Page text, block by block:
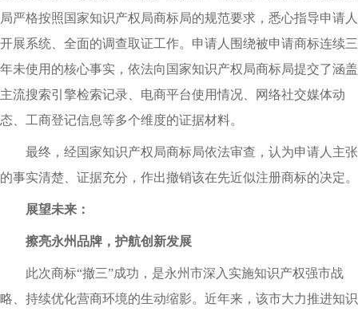
局严格按照国家知识产权局商标局的规范要求，悉心指导申请人
开展系统、全面的调查取证工作。申请人围绕被申请商标连续三
年未使用的核心事实，依法向国家知识产权局商标局提交了涵盖
主流搜索引擎检索记录、电商平台使用情况、网络社交媒体动
态、工商登记信息等多个维度的证据材料。
最终，经国家知识产权局商标局依法审查，认为申请人主张
的事实清楚、证据充分，作出撤销该在先近似注册商标的决定。
展望未来：
擦亮永州品牌，护航创新发展
此次商标“撤三”成功，是永州市深入实施知识产权强市战
略、持续优化营商环境的生动缩影。近年来，该市大力推进知识